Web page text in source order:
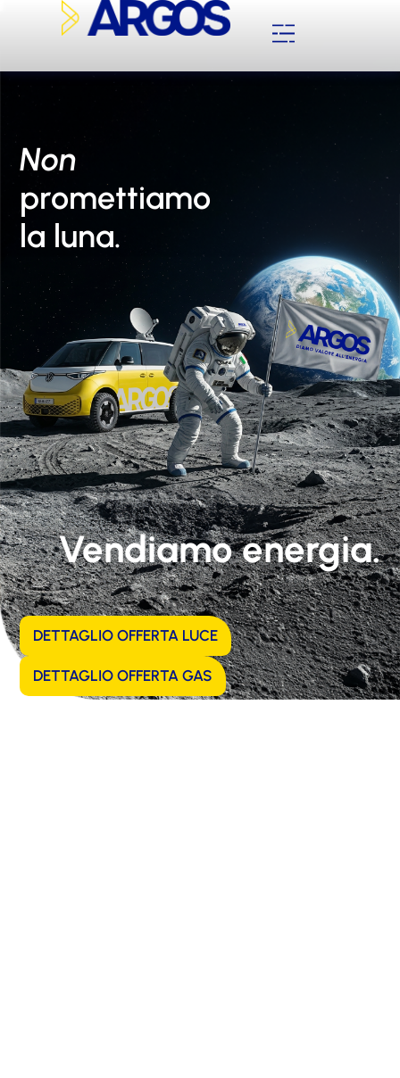
Non
promettiamo
la luna.
Vendiamo energia.
DETTAGLIO OFFERTA LUCE
DETTAGLIO OFFERTA GAS